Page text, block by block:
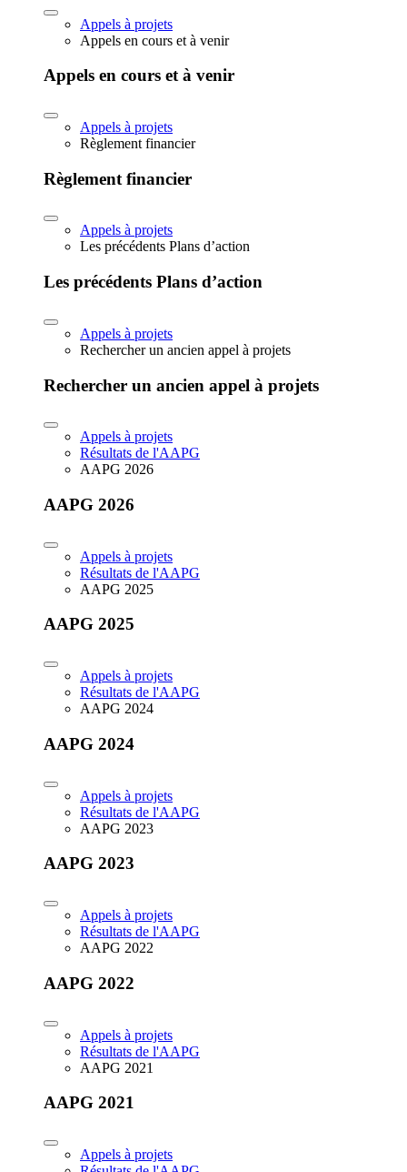
Appels à projets
Appels en cours et à venir
Appels en cours et à venir
Appels à projets
Règlement financier
Règlement financier
Appels à projets
Les précédents Plans d’action
Les précédents Plans d’action
Appels à projets
Rechercher un ancien appel à projets
Rechercher un ancien appel à projets
Appels à projets
Résultats de l'AAPG
AAPG 2026
AAPG 2026
Appels à projets
Résultats de l'AAPG
AAPG 2025
AAPG 2025
Appels à projets
Résultats de l'AAPG
AAPG 2024
AAPG 2024
Appels à projets
Résultats de l'AAPG
AAPG 2023
AAPG 2023
Appels à projets
Résultats de l'AAPG
AAPG 2022
AAPG 2022
Appels à projets
Résultats de l'AAPG
AAPG 2021
AAPG 2021
Appels à projets